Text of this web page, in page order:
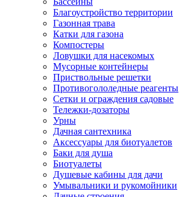
Благоустройство территории
Газонная трава
Катки для газона
Компостеры
Ловушки для насекомых
Мусорные контейнеры
Приствольные решетки
Противогололедные реагенты
Сетки и ограждения садовые
Тележки-дозаторы
Урны
Дачная сантехника
Аксессуары для биотуалетов
Баки для душа
Биотуалеты
Душевые кабины для дачи
Умывальники и рукомойники